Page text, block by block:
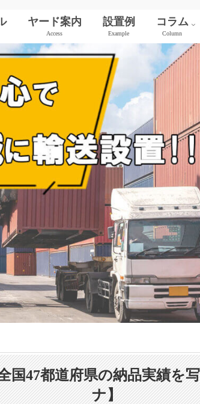
新品（ワンウェイ）
中古コンテナ
シャッター付き
サイドオープン
保冷コンテナ
JR貨物コンテナ
ヤード案内
Access
設置例
Example
コラム
Column
国47都道府県の納品実績を
ナ】